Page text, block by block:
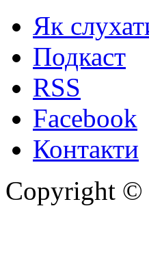
Як
Подкаст
RSS
Facebook
Контакти
Copyright ©